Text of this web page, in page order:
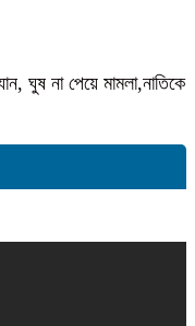
ঘুষ না পেয়ে মামলা,নাতিকে